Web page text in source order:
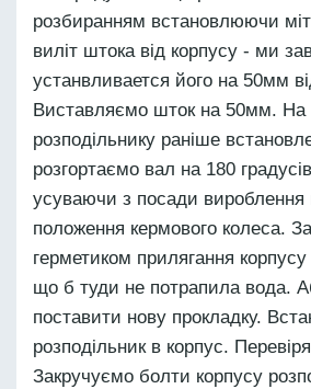
розбиранням встановлюючи
виліт штока від корпусу - ми
устанвливается його на 50мм
Виставляємо шток на 50мм. На
розподільнику раніше
розгортаємо вал на 180
усуваючи з посади вироблення
положення кермового колеса.
герметиком прилягання корпусу
що б туди не потрапила вода.
поставити нову прокладку.
розподільник в корпус.
Закручуємо болти корпусу